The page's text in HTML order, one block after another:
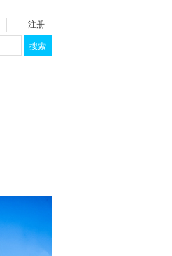
注册
搜索